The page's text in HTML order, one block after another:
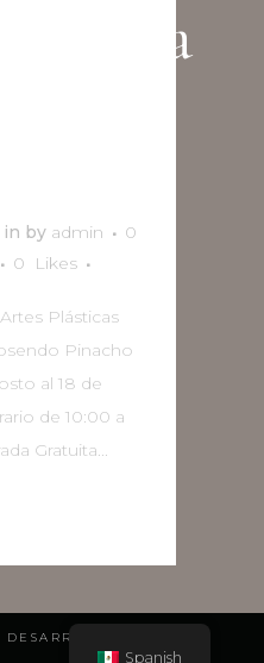
in by admin
0
0 Likes
Plásticas
Pinacho
al 18 de
de 10:00 a
Gratuita...
POR:
Spanish